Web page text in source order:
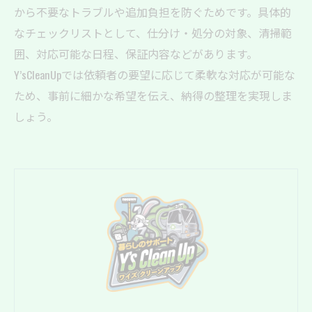
から不要なトラブルや追加負担を防ぐためです。具体的
なチェックリストとして、仕分け・処分の対象、清掃範
囲、対応可能な日程、保証内容などがあります。
Y’sCleanUpでは依頼者の要望に応じて柔軟な対応が可能な
ため、事前に細かな希望を伝え、納得の整理を実現しま
しょう。